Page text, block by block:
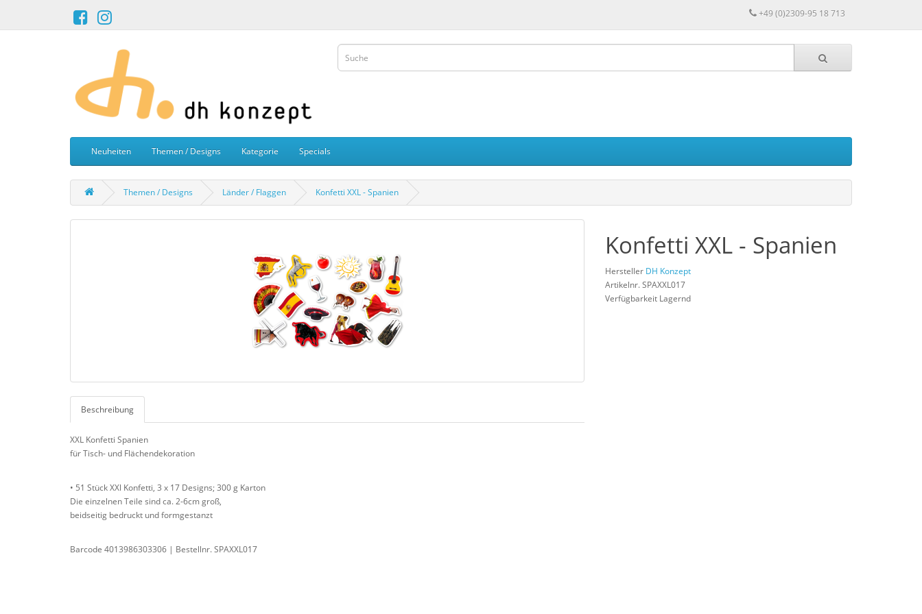
+49 (0)2309-95 18 713
Neuheiten Themen / Designs Kategorie Specials
Themen / Designs Länder / Flaggen Konfetti XXL - Spanien
Beschreibung
XXL Konfetti Spanien
für Tisch- und Flächendekoration
• 51 Stück XXl Konfetti, 3 x 17 Designs; 300 g Karton
Die einzelnen Teile sind ca. 2-6cm groß,
beidseitig bedruckt und formgestanzt
Barcode 4013986303306 | Bestellnr. SPAXXL017
Konfetti XXL - Spanien
Hersteller DH Konzept
Artikelnr. SPAXXL017
Verfügbarkeit Lagernd